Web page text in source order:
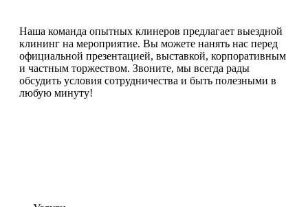
Наша команда опытных клинеров предлагает выездной
клининг на мероприятие. Вы можете нанять нас перед
официальной презентацией, выставкой, корпоративным
и частным торжеством. Звоните, мы всегда рады
обсудить условия сотрудничества и быть полезными в
любую минуту!